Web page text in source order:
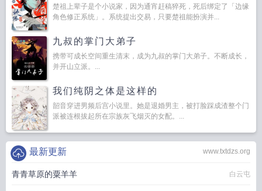
楚祖上辈子是个小说家，因为通宵赶稿猝死，死后绑定了「边缘
角色修正系统」。系统提出交易，只要楚祖能扮演并...
九叔的掌门大弟子
携带可成长空间重生清末，成为九叔的掌门大弟子。不断成长，
并开山立派。...
我们纯阴之体是这样的
韶音穿进男频后宫小说里。她是退婚男主，被打脸踩成渣整个门
派被连根拔起所在宗族灰飞烟灭的女配。...
www.txtdzs.org
最新更新
青青草原的粟羊羊 白云屯